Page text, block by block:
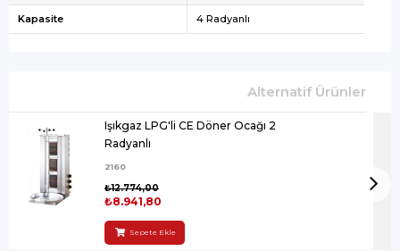
Kapasite 4 Radyanlı
Işıkgaz LPG'li CE Döner Ocağı 2
Radyanlı
2160
₺8.941,80
₺12.774,00
Sepete Ekle